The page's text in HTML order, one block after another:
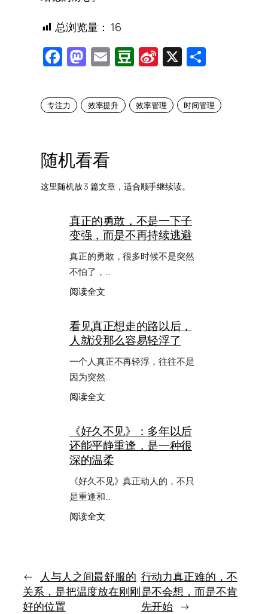
总浏览量： 16
Facebook
Mastodon
EmailDouban
Sina
X
专注力 效率提升 效率管理 时间管理
随机看看
这里随机放 3 篇文章，适合顺手继续读。
真正的勇敢，不是一下子
变强，而是不再持续逃避
真正的勇敢，很多时候不是突然
不怕了，…
阅读全文：
的
勇
敢，
不
是
一
下
强，
而
是
不
再
持
逃
看见真正想走的路以后，
人就没那么容易轻浮了
一个人真正不再轻浮，往往不是
因为突然…
阅读全文：
真
正
想
走
的
路
以
后，
么
容
易
《好久不见》：多年以后
还能平静重逢，是一种很
深的温柔
《好久不见》真正动人的，不只
是重逢和…
阅读全文：
多
年
以
←
人与人之间最舒服的
关系，是把温度放在刚刚
好的位置
行动力真正难的，不
是不会想，而是不肯
先开始 →